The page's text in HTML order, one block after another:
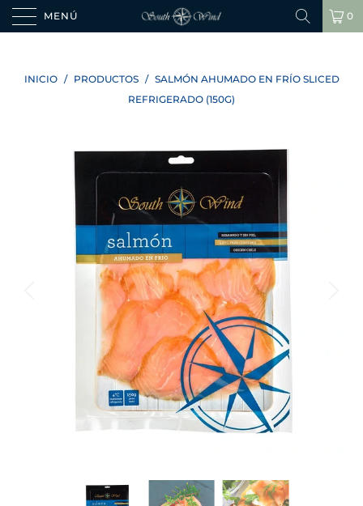
MENÚ 0
INICIO / PRODUCTOS / SALMÓN AHUMADO EN FRÍO SLICED
REFRIGERADO (150G)